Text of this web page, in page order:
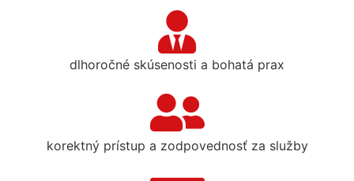
dlhoročné skúsenosti a bohatá prax
korektný prístup a zodpovednosť za služby